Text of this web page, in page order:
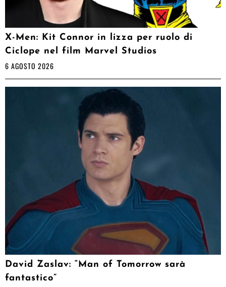
X-Men: Kit Connor in lizza per ruolo di
Ciclope nel film Marvel Studios
6 AGOSTO 2026
David Zaslav: “Man of Tomorrow sarà
fantastico”